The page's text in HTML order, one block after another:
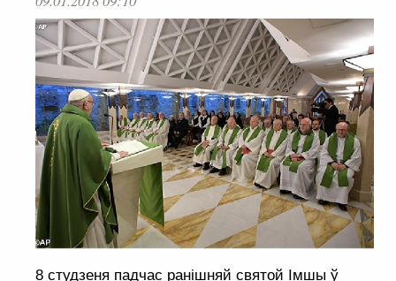
8 студзеня падчас ранішняй святой Імшы ў